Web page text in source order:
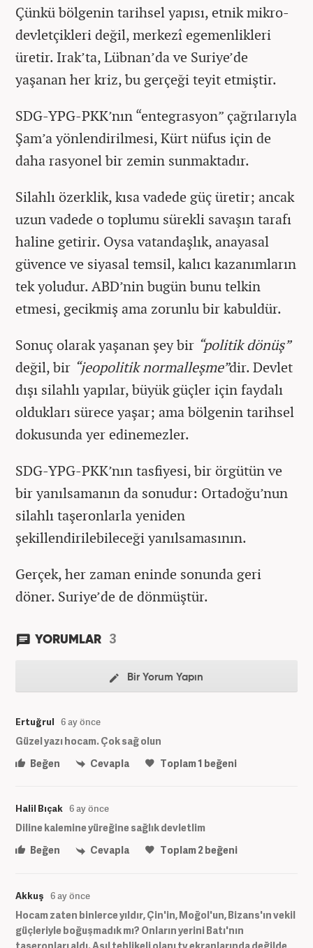
Çünkü bölgenin tarihsel yapısı, etnik mikro-
devletçikleri değil, merkezî egemenlikleri
üretir. Irak’ta, Lübnan’da ve Suriye’de
yaşanan her kriz, bu gerçeği teyit etmiştir.
SDG-YPG-PKK’nın “entegrasyon” çağrılarıyla
Şam’a yönlendirilmesi, Kürt nüfus için de
daha rasyonel bir zemin sunmaktadır.
Silahlı özerklik, kısa vadede güç üretir; ancak
uzun vadede o toplumu sürekli savaşın tarafı
haline getirir. Oysa vatandaşlık, anayasal
güvence ve siyasal temsil, kalıcı kazanımların
tek yoludur. ABD’nin bugün bunu telkin
etmesi, gecikmiş ama zorunlu bir kabuldür.
Sonuç olarak yaşanan şey bir “politik dönüş”
değil, bir “jeopolitik normalleşme”dir. Devlet
dışı silahlı yapılar, büyük güçler için faydalı
oldukları sürece yaşar; ama bölgenin tarihsel
dokusunda yer edinemezler.
SDG-YPG-PKK’nın tasfiyesi, bir örgütün ve
bir yanılsamanın da sonudur: Ortadoğu’nun
silahlı taşeronlarla yeniden
şekillendirilebileceği yanılsamasının.
Gerçek, her zaman eninde sonunda geri
döner. Suriye’de de dönmüştür.
YORUMLAR 3
Bir Yorum Yapın
Ertuğrul 6 ay önce
Güzel yazı hocam. Çok sağ olun
Beğen
Cevapla Toplam1 beğeni
Halil Bıçak 6 ay önce
Diline kalemine yüreğine sağlık devletlim
Beğen
Cevapla Toplam2beğeni
Akkuş 6 ay önce
Hocam zaten binlerce yıldır, Çin'in, Moğol'un, Bizans'ın vekil
güçleriyle boğuşmadık mı? Onların yerini Batı'nın